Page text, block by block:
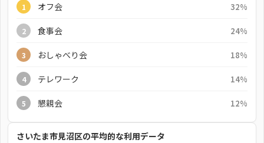
1 オフ会 32%
2 食事会 24%
3 おしゃべり会 18%
4 テレワーク 14%
5 懇親会 12%
さいたま市見沼区の平均的な利用データ